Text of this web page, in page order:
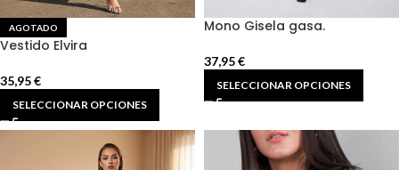
AGOTADO
Vestido Elvira
35,95€
SELECCIONAR OPCIONES
Mono Gisela gasa.
37,95€
SELECCIONAR OPCIONES